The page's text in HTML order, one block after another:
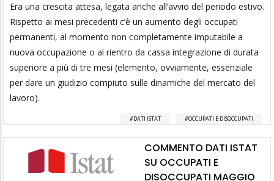
Era una crescita attesa, legata anche all’avvio del periodo estivo.
Rispetto ai mesi precedenti c’è un aumento degli occupati
permanenti, al momento non completamente imputabile a
nuova occupazione o al rientro da cassa integrazione di durata
superiore a più di tre mesi (elemento, ovviamente, essenziale
per dare un giudizio compiuto sulle dinamiche del mercato del
lavoro).
DATI ISTAT OCCUPATI E DISOCCUPATI
COMMENTO DATI ISTAT
SU OCCUPATI E
DISOCCUPATI MAGGIO